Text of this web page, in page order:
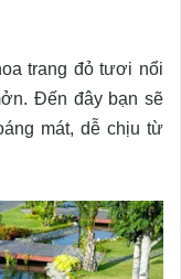
trang đỏ tươi nổi
Đến đây bạn sẽ
mát, dễ chịu từ